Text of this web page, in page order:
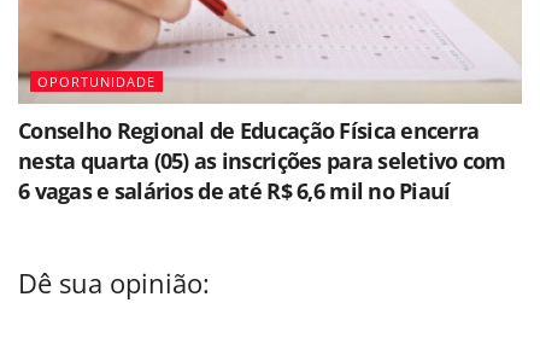
OPORTUNIDADE
Conselho Regional de Educação Física encerra
nesta quarta (05) as inscrições para seletivo com
6 vagas e salários de até R$ 6,6 mil no Piauí
Dê sua opinião: